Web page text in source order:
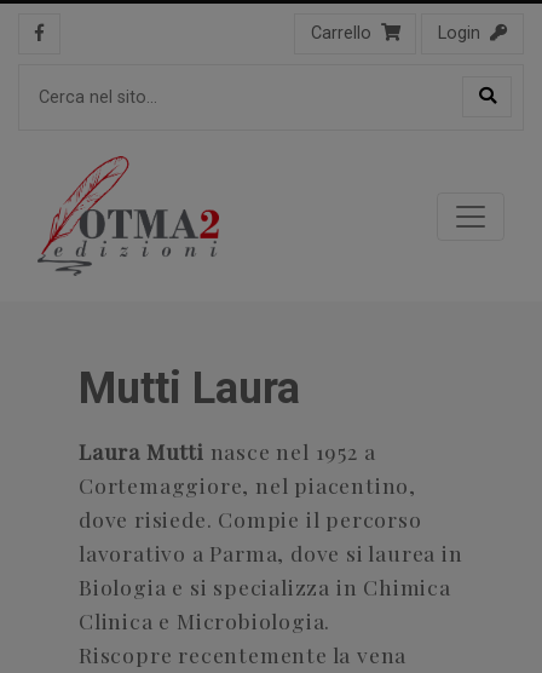
Carrello Login
Mutti Laura
Laura Mutti nasce nel 1952 a
Cortemaggiore, nel piacentino,
dove risiede. Compie il percorso
lavorativo a Parma, dove si laurea in
Biologia e si specializza in Chimica
Clinica e Microbiologia.
Riscopre recentemente la vena